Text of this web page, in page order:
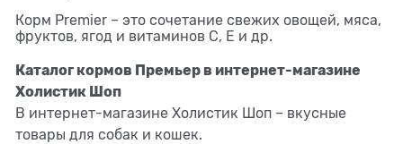
Корм Premier – это сочетание свежих овощей, мяса,
фруктов, ягод и витаминов С, Е и др.
Каталог кормов Премьер в интернет-магазине
Холистик Шоп
В интернет-магазине Холистик Шоп – вкусные
товары для собак и кошек.